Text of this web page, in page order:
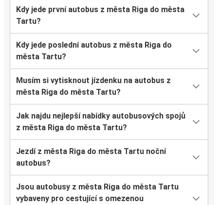
Kdy jede první autobus z města Riga do města
Tartu?
Kdy jede poslední autobus z města Riga do
města Tartu?
Musím si vytisknout jízdenku na autobus z
města Riga do města Tartu?
Jak najdu nejlepší nabídky autobusových spojů
z města Riga do města Tartu?
Jezdí z města Riga do města Tartu noční
autobus?
Jsou autobusy z města Riga do města Tartu
vybaveny pro cestující s omezenou